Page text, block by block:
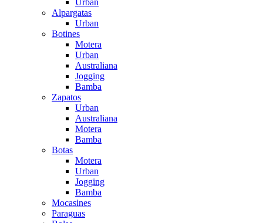
Urban
Alpargatas
Urban
Botines
Motera
Urban
Australiana
Jogging
Bamba
Zapatos
Urban
Australiana
Motera
Bamba
Botas
Motera
Urban
Jogging
Bamba
Mocasines
Paraguas